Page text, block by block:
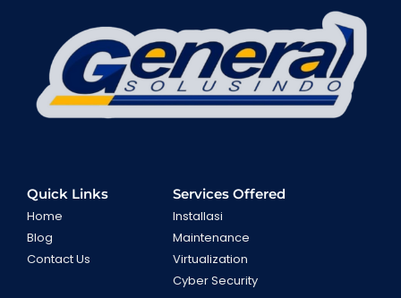
Quick Links
Home
Blog
Contact Us
Services Offered
Installasi
Maintenance
Virtualization
Cyber Security